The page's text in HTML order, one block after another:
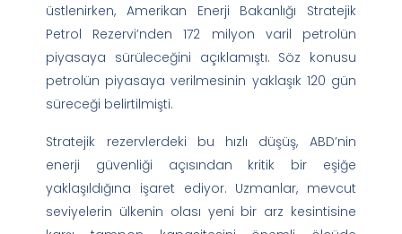
üstlenirken, Amerikan Enerji Bakanlığı Stratejik
Petrol Rezervi’nden 172 milyon varil petrolün
piyasaya sürüleceğini açıklamıştı. Söz konusu
petrolün piyasaya verilmesinin yaklaşık 120 gün
süreceği belirtilmişti.
Stratejik rezervlerdeki bu hızlı düşüş, ABD’nin
enerji güvenliği açısından kritik bir eşiğe
yaklaşıldığına işaret ediyor. Uzmanlar, mevcut
seviyelerin ülkenin olası yeni bir arz kesintisine